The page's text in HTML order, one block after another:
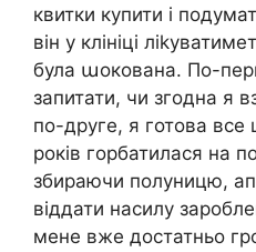
квитки купити і
він у клініці
була աокована. По-
запитати, чи згодна я
по-друге, я готова все
років горбатилася на
збираючи полуницю,
віддати насилу
мене вже достатньо